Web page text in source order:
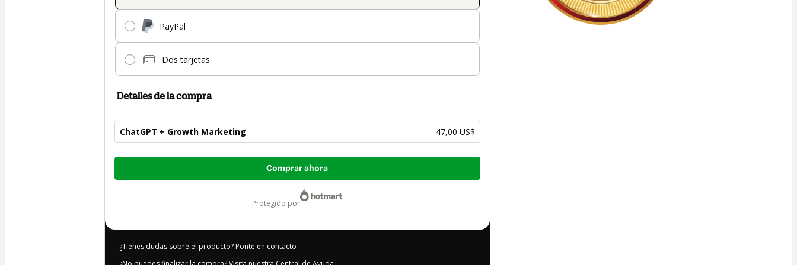
PayPal
Dos tarjetas
Detalles de la compra
ChatGPT + Growth Marketing 47,00 US$
Total
Comprar ahora
protegido por
¿Tienes dudas sobre el producto? Ponte en contacto